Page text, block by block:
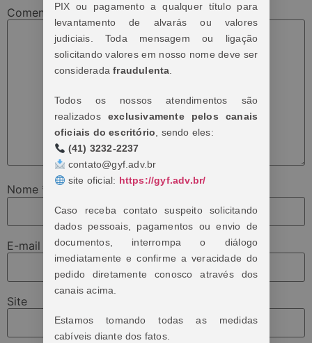
Comentário *
Nome *
E-mail
Site
PIX ou pagamento a qualquer título para
levantamento de alvarás ou valores
judiciais. Toda mensagem ou ligação
solicitando valores em nosso nome deve ser
consideradafraudulenta
Todos os nossos atendimentos são
realizados exclusivamente pelos canais
oficiais do escritório , sendo eles:
(41) 3232-2237
contato@gyf.adv.br
site oficial: https://gyf.adv.br/
Caso receba contato suspeito solicitando
dados pessoais, pagamentos ou envio de
documentos, interrompa o diálogo
imediatamente e confirme a veracidade do
pedido diretamente conosco através dos
canais acima.
Estamos tomando todas as medidas
cabíveis diante dos fatos.